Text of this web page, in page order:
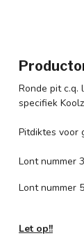
Ronde pit
specifiek
Pitdiktes voor
Lont nummer
Lont nummer
Let op!!